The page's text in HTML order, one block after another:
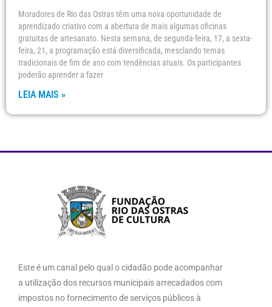
Moradores de Rio das Ostras têm uma nova oportunidade de
aprendizado criativo com a abertura de mais algumas oficinas
gratuitas de artesanato. Nesta semana, de segunda-feira, 17, a sexta-
feira, 21, a programação está diversificada, mesclando temas
tradicionais de fim de ano com tendências atuais. Os participantes
poderão aprender a fazer
LEIA MAIS »
Este é um canal pelo qual o cidadão pode acompanhar
a utilização dos recursos municipais arrecadados com
impostos no fornecimento de serviços públicos à